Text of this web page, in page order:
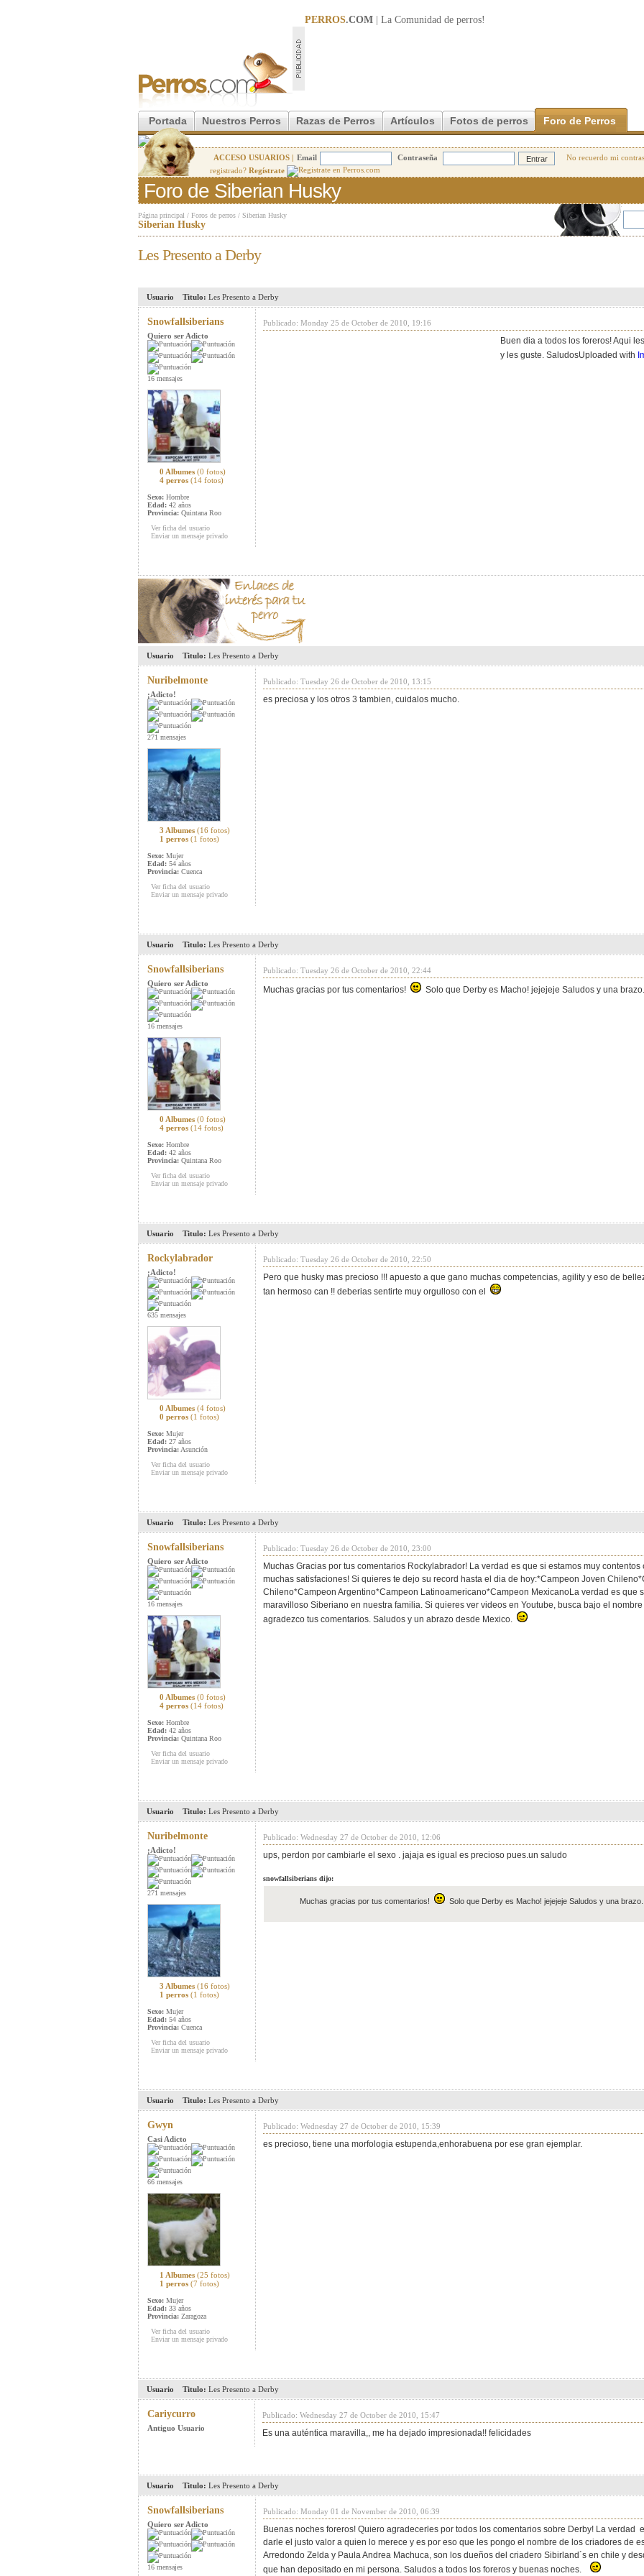
PERROS.COM | La Comunidad de perros!
Portada Nuestros Perros Razas de Perros Artículos Fotos de perros Foro de Perros
ACCESO USUARIOS | Email Contraseña No recuerdo mi
registrado? Regístrate
Foro de Siberian Husky
Página principal / Foros de perros / Siberian Husky
Siberian Husky
Les Presento a Derby
Usuario Titulo: Les Presento a Derby
Snowfallsiberians
Quiero ser Adicto
16 mensajes
0 Albumes (0 fotos)
4 perros (14 fotos)
Sexo: Hombre
Edad: 42 años
Provincia: Quintana Roo
Ver ficha del usuario
Enviar un mensaje privado
Publicado: Monday 25 de October de 2010, 19:16
Buen dia a todos los foreros! Aqui
y les guste. SaludosUploaded with
Usuario Titulo: Les Presento a Derby
Nuribelmonte
¡Adicto!
271 mensajes
3 Albumes (16 fotos)
1 perros (1 fotos)
Sexo: Mujer
Edad: 54 años
Provincia: Cuenca
Ver ficha del usuario
Enviar un mensaje privado
Publicado: Tuesday 26 de October de 2010, 13:15
es preciosa y los otros 3 tambien, cuidalos mucho.
Usuario Titulo: Les Presento a Derby
Snowfallsiberians
Quiero ser Adicto
16 mensajes
0 Albumes (0 fotos)
4 perros (14 fotos)
Sexo: Hombre
Edad: 42 años
Provincia: Quintana Roo
Ver ficha del usuario
Enviar un mensaje privado
Publicado: Tuesday 26 de October de 2010, 22:44
Muchas gracias por tus comentarios! Solo que Derby es Macho! jejejeje Saludos y una brazo.
Usuario Titulo: Les Presento a Derby
Rockylabrador
¡Adicto!
635 mensajes
0 Albumes (4 fotos)
0 perros (1 fotos)
Sexo: Mujer
Edad: 27 años
Provincia: Asunción
Ver ficha del usuario
Enviar un mensaje privado
Publicado: Tuesday 26 de October de 2010, 22:50
Pero que husky mas precioso !!! apuesto a que gano muchas competencias, agility y eso de
tan hermoso can !! deberias sentirte muy orgulloso con el
Usuario Titulo: Les Presento a Derby
Snowfallsiberians
Quiero ser Adicto
16 mensajes
0 Albumes (0 fotos)
4 perros (14 fotos)
Sexo: Hombre
Edad: 42 años
Provincia: Quintana Roo
Ver ficha del usuario
Enviar un mensaje privado
Publicado: Tuesday 26 de October de 2010, 23:00
Muchas Gracias por tus comentarios Rockylabrador! La verdad es que si estamos muy
muchas satisfaciones! Si quieres te dejo su record hasta el dia de hoy:*Campeon Joven
Chileno*Campeon Argentino*Campeon Latinoamericano*Campeon MexicanoLa verdad es que
maravilloso Siberiano en nuestra familia. Si quieres ver videos en Youtube, busca bajo el
agradezco tus comentarios. Saludos y un abrazo desde Mexico.
Usuario Titulo: Les Presento a Derby
Nuribelmonte
¡Adicto!
271 mensajes
3 Albumes (16 fotos)
1 perros (1 fotos)
Sexo: Mujer
Edad: 54 años
Provincia: Cuenca
Ver ficha del usuario
Enviar un mensaje privado
Publicado: Wednesday 27 de October de 2010, 12:06
ups, perdon por cambiarle el sexo . jajaja es igual es precioso pues.un saludo
snowfallsiberians dijo:
Muchas gracias por tus comentarios! Solo que Derby es Macho! jejejeje Saludos y una brazo.
Usuario Titulo: Les Presento a Derby
Gwyn
Casi Adicto
66 mensajes
1 Albumes (25 fotos)
1 perros (7 fotos)
Sexo: Mujer
Edad: 33 años
Provincia: Zaragoza
Ver ficha del usuario
Enviar un mensaje privado
Publicado: Wednesday 27 de October de 2010, 15:39
es precioso, tiene una morfologia estupenda,enhorabuena por ese gran ejemplar.
Usuario Titulo: Les Presento a Derby
Cariycurro
Antiguo Usuario
Publicado: Wednesday 27 de October de 2010, 15:47
Es una auténtica maravilla,, me ha dejado impresionada!! felicidades
Usuario Titulo: Les Presento a Derby
Snowfallsiberians
Quiero ser Adicto
16 mensajes
Publicado: Monday 01 de November de 2010, 06:39
Buenas noches foreros! Quiero agradecerles por todos los comentarios sobre Derby! La verdad
darle el justo valor a quien lo merece y es por eso que les pongo el nombre de los criadores de
Arredondo Zelda y Paula Andrea Machuca, son los dueños del criadero Sibirland´s en chile y
que han depositado en mi persona. Saludos a todos los foreros y buenas noches.